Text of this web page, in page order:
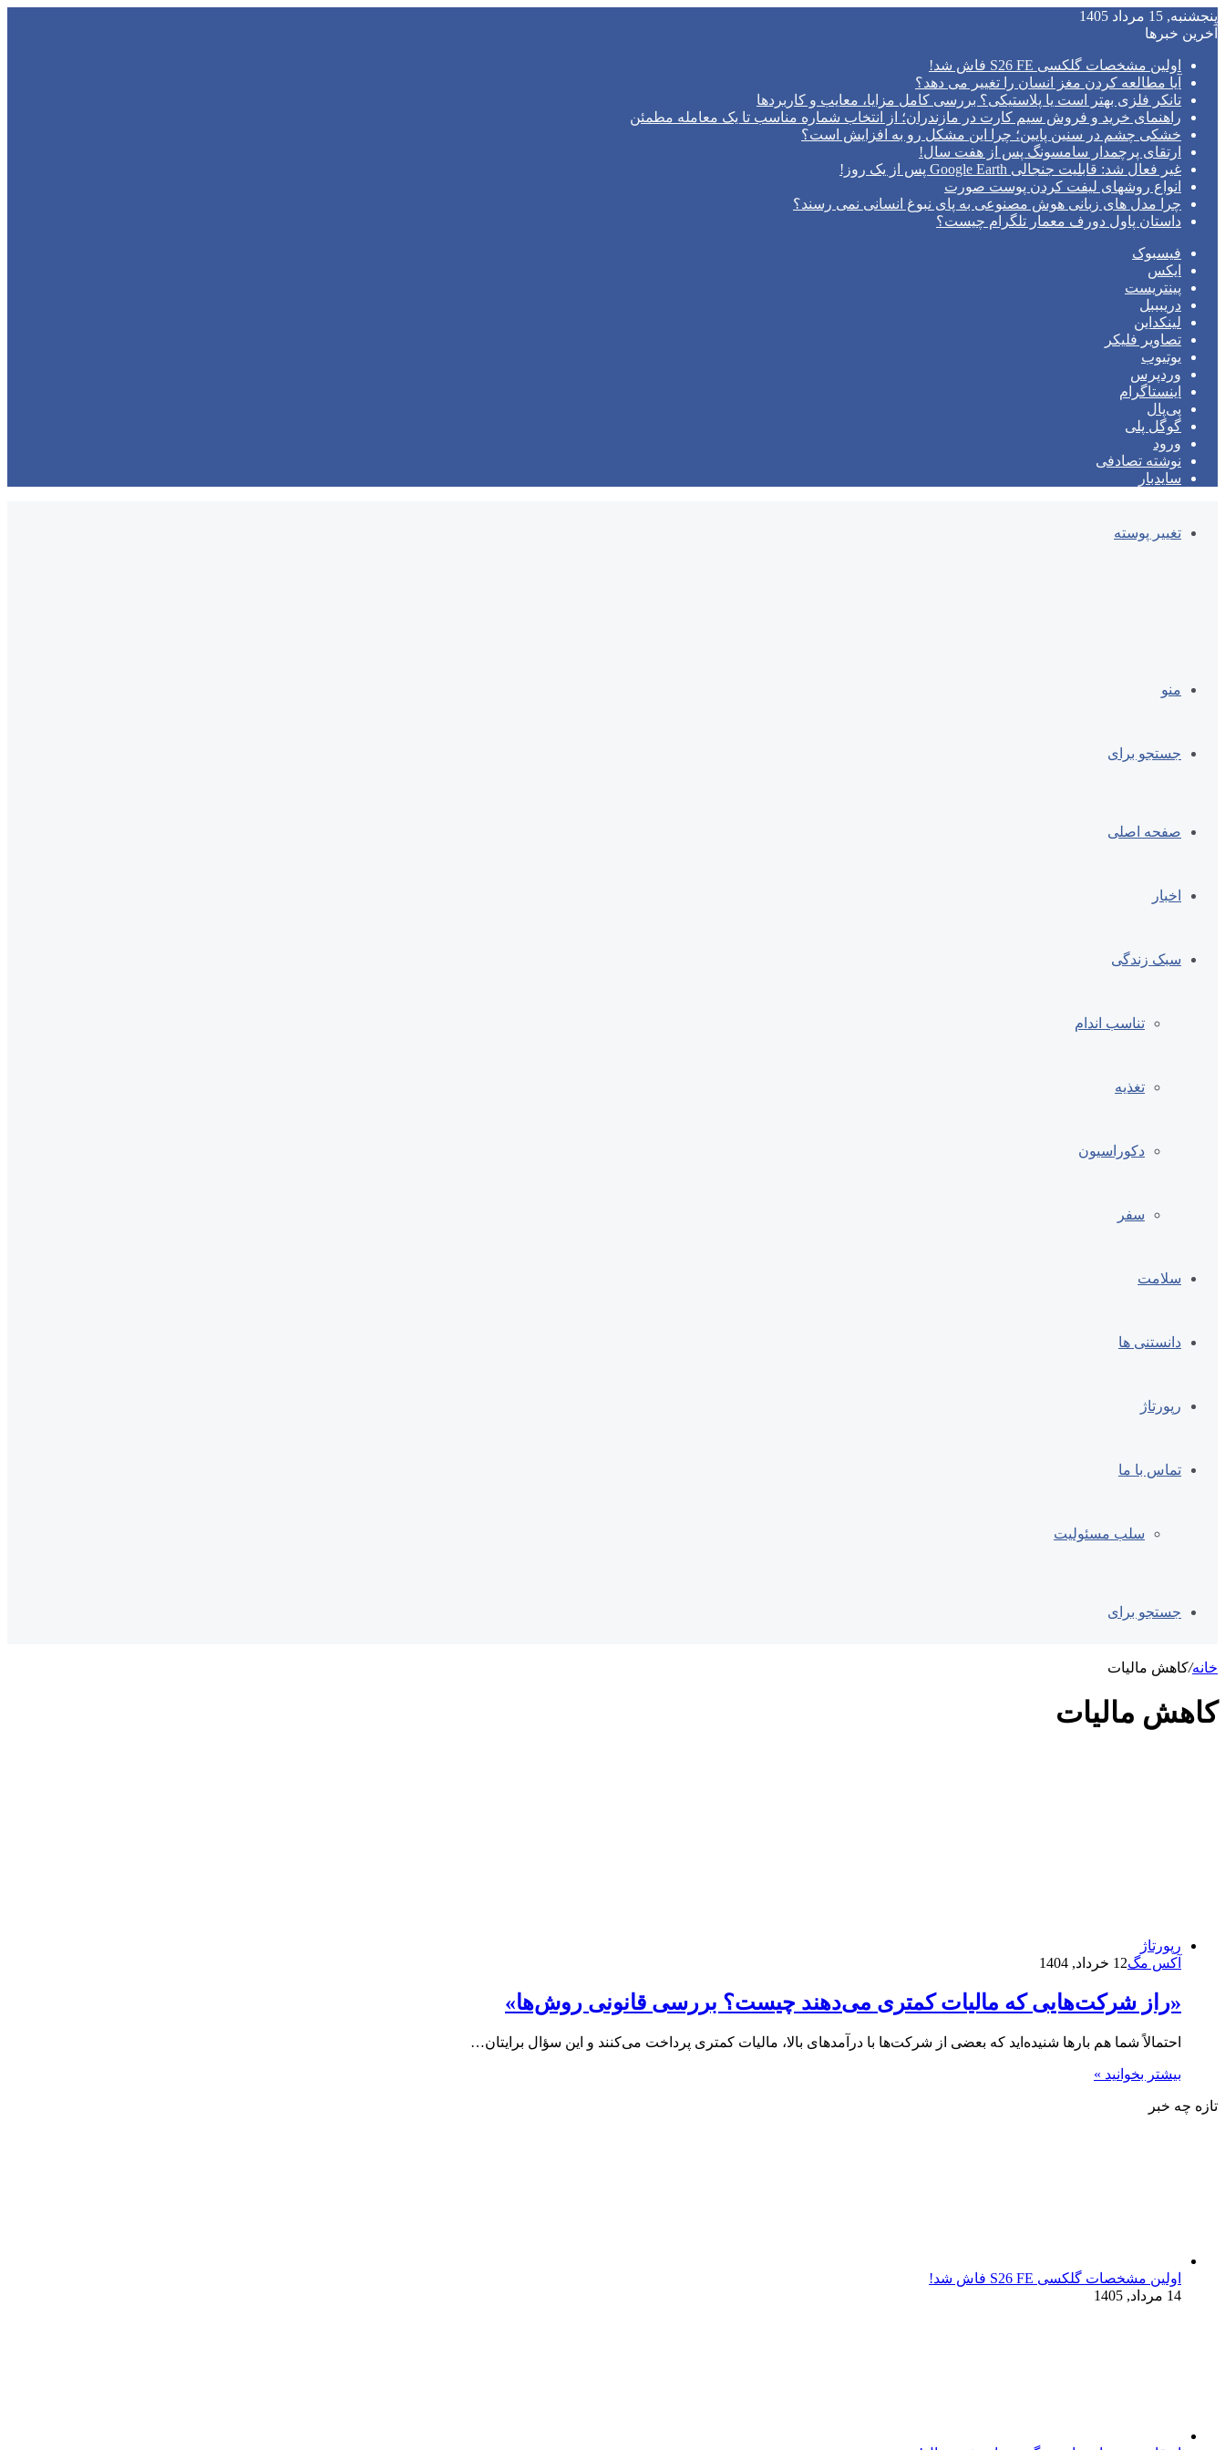
پنجشنبه, 15 مرداد 1405
آخرین خبرها
اولین مشخصات گلکسی S26 FE فاش شد!
آیا مطالعه کردن مغز انسان را تغییر می‌ دهد؟
تانکر فلزی بهتر است یا پلاستیکی؟ بررسی کامل مزایا، معایب و کاربردها
راهنمای خرید و فروش سیم کارت در مازندران؛ از انتخاب شماره مناسب تا یک معامله مطمئن
خشکی چشم در سنین پایین؛ چرا این مشکل رو به افزایش است؟
ارتقای پرچمدار سامسونگ پس از هفت سال!
غیر فعال شد: قابلیت جنجالی Google Earth پس از یک روز!
انواع روشهای لیفت کردن پوست صورت
چرا مدل‌ های زبانی هوش مصنوعی به پای نبوغ انسانی نمی‌ رسند؟
داستان پاول دورف معمار تلگرام چیست؟
فیسبوک
ایکس
پینتریست
دریبببل
لینکداین
تصاویر فلیکر
یوتیوب
وردپرس
اینستاگرام
پی‌پال
گوگل پلی
ورود
نوشته تصادفی
سایدبار
تغییر پوسته
منو
جستجو برای
صفحه اصلی
اخبار
سبک زندگی
تناسب اندام
تغذیه
دکوراسیون
سفر
سلامت
دانستنی ها
رپورتاژ
تماس با ما
سلب مسئولیت
جستجو برای
خانه/کاهش مالیات
کاهش مالیات
رپورتاژ
آکس مگ12 خرداد, 1404
«راز شرکت‌هایی که مالیات کمتری می‌دهند چیست؟ بررسی قانونی روش‌ها»
احتمالاً شما هم بارها شنیده‌اید که بعضی از شرکت‌ها با درآمدهای بالا، مالیات کمتری پرداخت می‌کنند و این سؤال برایتان…
بیشتر بخوانید »
تازه چه خبر
اولین مشخصات گلکسی S26 FE فاش شد!
14 مرداد, 1405